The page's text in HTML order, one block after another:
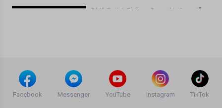
DM3-Frytt & Zbylu –„Droga Na Szczyt”
Hemp Gru - Życie Warszawy 2 ft.
Małach, Parzel, Onar, Kaczy, Siwers,
Sokół, Pezet, Proceente, Rufuz
Facebook Messenger YouTube Instagram TikTok